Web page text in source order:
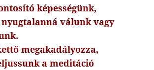
képességünk,
válunk vagy
megakadályozza,
a meditáció